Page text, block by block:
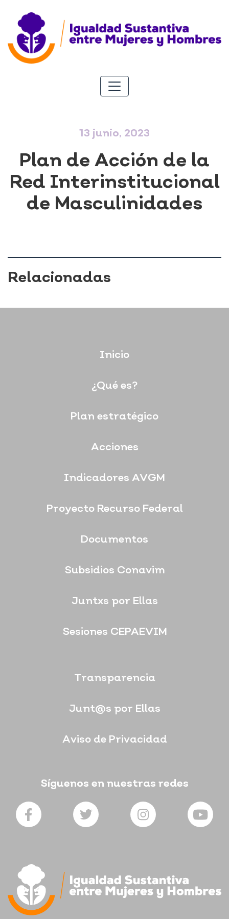
13 junio, 2023
Plan de Acción de la
Red Interinstitucional
de Masculinidades
Relacionadas
Inicio
¿Qué es?
Plan estratégico
Acciones
Indicadores AVGM
Proyecto Recurso Federal
Documentos
Subsidios Conavim
Juntxs por Ellas
Sesiones CEPAEVIM
Transparencia
Junt@s por Ellas
Aviso de Privacidad
Síguenos en nuestras redes